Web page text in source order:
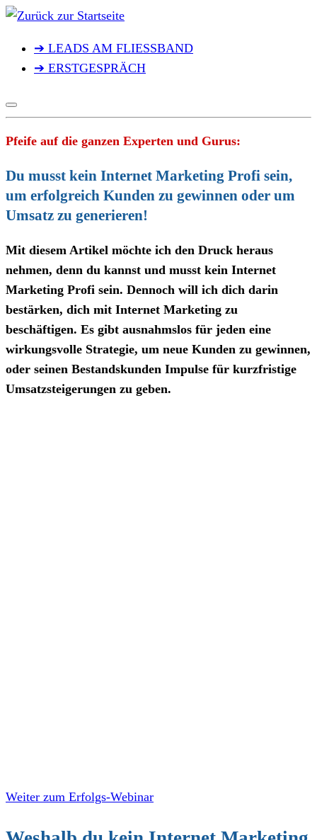
Zum
springen➔ LEADS AM FLIESSBAND
➔ ERSTGESPRÄCH
Pfeife auf die ganzen Experten und Gurus:
Du musst kein Internet Marketing Profi sein,
um erfolgreich Kunden zu gewinnen oder um
Umsatz zu generieren!
Mit diesem Artikel möchte ich den Druck heraus
nehmen, denn du kannst und musst kein Internet
Marketing Profi sein. Dennoch will ich dich darin
bestärken, dich mit Internet Marketing zu
beschäftigen. Es gibt ausnahmslos für jeden eine
wirkungsvolle Strategie, um neue Kunden zu gewinnen,
oder seinen Bestandskunden Impulse für kurzfristige
Umsatzsteigerungen zu geben.
Weiter zum Erfolgs-Webinar